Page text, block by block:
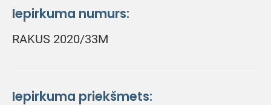
Iepirkuma numurs:
RAKUS 2020/33M
Iepirkuma priekšmets: